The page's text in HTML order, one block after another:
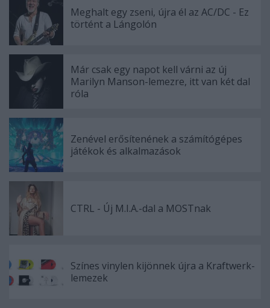
Meghalt egy zseni, újra él az AC/DC - Ez
történt a Lángolón
Már csak egy napot kell várni az új
Marilyn Manson-lemezre, itt van két dal
róla
Zenével erősítenének a számítógépes
játékok és alkalmazások
CTRL - Új M.I.A.-dal a MOSTnak
Színes vinylen kijönnek újra a Kraftwerk-
lemezek